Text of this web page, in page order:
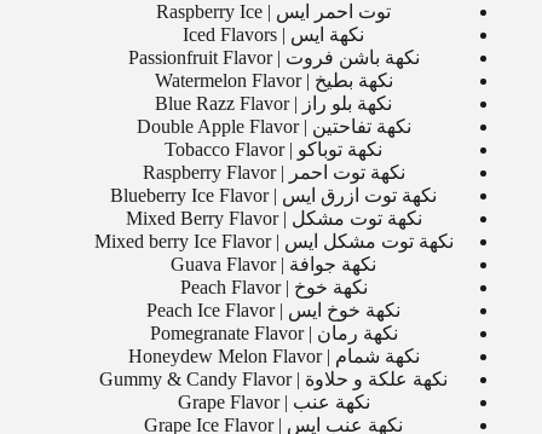
توت احمر ايس | Raspberry Ice
نكهة ايس | Iced Flavors
نكهة باشن فروت | Passionfruit Flavor
نكهة بطيخ | Watermelon Flavor
نكهة بلو راز | Blue Razz Flavor
نكهة تفاحتين | Double Apple Flavor
نكهة توباكو | Tobacco Flavor
نكهة توت احمر | Raspberry Flavor
نكهة توت ازرق ايس | Blueberry Ice Flavor
نكهة توت مشكل | Mixed Berry Flavor
نكهة توت مشكل ايس | Mixed berry Ice Flavor
نكهة جوافة | Guava Flavor
نكهة خوخ | Peach Flavor
نكهة خوخ ايس | Peach Ice Flavor
نكهة رمان | Pomegranate Flavor
نكهة شمام | Honeydew Melon Flavor
نكهة علكة و حلاوة | Gummy & Candy Flavor
نكهة عنب | Grape Flavor
نكهة عنب ايس | Grape Ice Flavor